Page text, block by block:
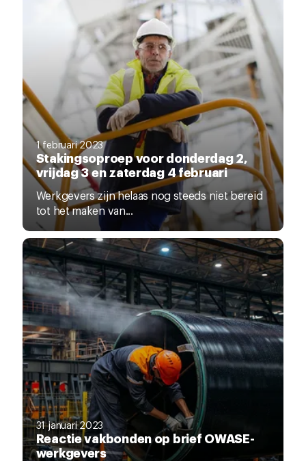
1 februari 2023
Stakingsoproep voor donderdag 2,
vrijdag 3 en zaterdag 4 februari
Werkgevers zijn helaas nog steeds niet bereid
tot het maken van...
31 januari 2023
Reactie vakbonden op brief OWASE-
werkgevers